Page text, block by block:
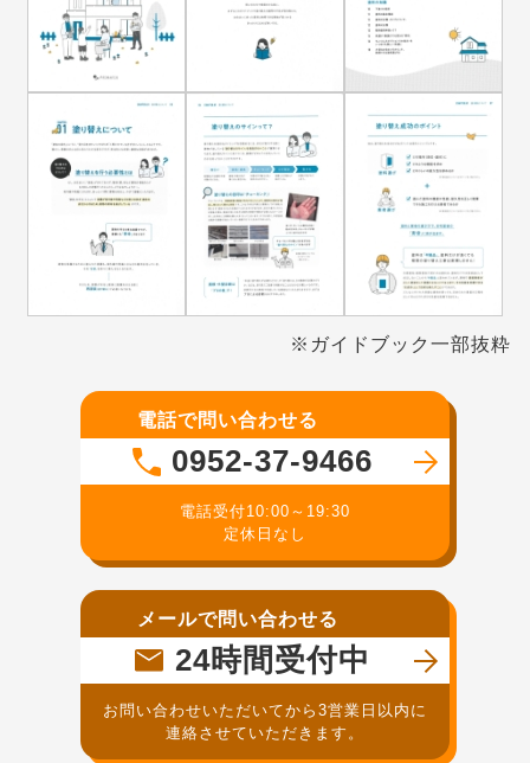
※ガイドブック一部抜粋
電話で問い合わせる
0952-37-9466
電話受付10:00～19:30
定休日なし
メールで問い合わせる
24時間受付中
お問い合わせいただいてから3営業日以内に
連絡させていただきます。